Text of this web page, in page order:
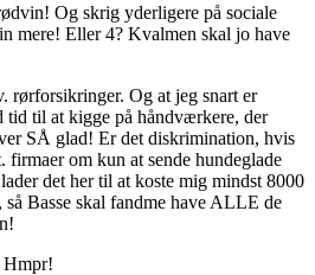
Og skrig yderligere på sociale
mere! Eller 4? Kvalmen skal jo have
rørforsikringer. Og at jeg snart er
tid til at kigge på håndværkere, der
SÅ glad! Er det diskrimination, hvis
firmaer om kun at sende hundeglade
det her til at koste mig mindst 8000
Basse skal fandme have ALLE de